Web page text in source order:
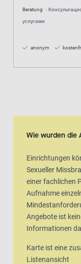
Beratung
услугами
anonym
Wie wurden die
Einrichtungen
Sexueller
einer fachlichen
Aufnahme
Angebote ist
Informationen
Karte ist eine
Listenansicht